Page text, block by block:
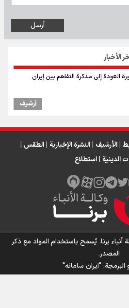
الأخبار
العودة إلى مذكرة التفاهم بين إيران
أرشیف
| الأرشيف | النشرة الإخبارية | الطقس |
الدينية | استطلاع
برنا. يُسمح باستخدام المواد مع ذكر
المصدر.
البرمجة:"ایران سامانه"